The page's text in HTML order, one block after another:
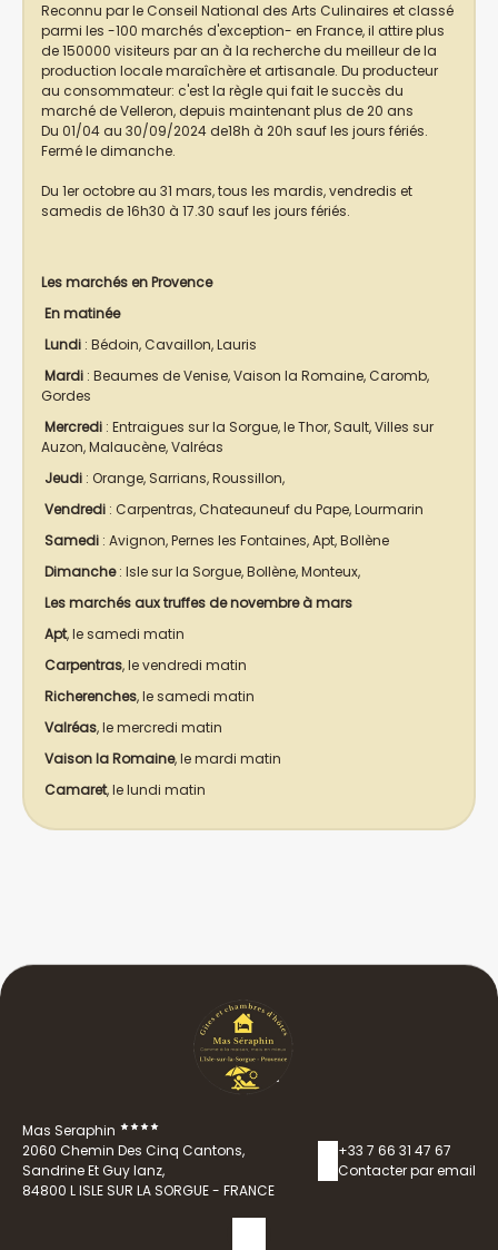
Reconnu par le Conseil National des Arts Culinaires et classé
parmi les -100 marchés d'exception- en France, il attire plus
de 150000 visiteurs par an à la recherche du meilleur de la
production locale maraîchère et artisanale. Du producteur
au consommateur: c'est la règle qui fait le succès du
marché de Velleron, depuis maintenant plus de 20 ans
Du 01/04 au 30/09/2024 de18h à 20h sauf les jours fériés.
Fermé le dimanche.
Du 1er octobre au 31 mars, tous les mardis, vendredis et
samedis de 16h30 à 17.30 sauf les jours fériés.
Les marchés en Provence
En matinée
Lundi : Bédoin, Cavaillon, Lauris
Mardi : Beaumes de Venise, Vaison la Romaine, Caromb,
Gordes
Mercredi : Entraigues sur la Sorgue, le Thor, Sault, Villes sur
Auzon, Malaucène, Valréas
Jeudi : Orange, Sarrians, Roussillon,
Vendredi : Carpentras, Chateauneuf du Pape, Lourmarin
Samedi : Avignon, Pernes les Fontaines, Apt, Bollène
Dimanche: Isle sur la Sorgue, Bollène, Monteux,
Les marchés aux truffes de novembre à mars
Apt, le samedi matin
Carpentras, le vendredi matin
Richerenches, le samedi matin
Valréas, le mercredi matin
Vaison la Romaine, le mardi matin
Camaret, le lundi matin
Mas Seraphin
2060 Chemin Des Cinq Cantons,
Sandrine Et Guy Ianz,
84800 L ISLE SUR LA SORGUE - FRANCE
+33 7 66 31 47 67
Contacter par email